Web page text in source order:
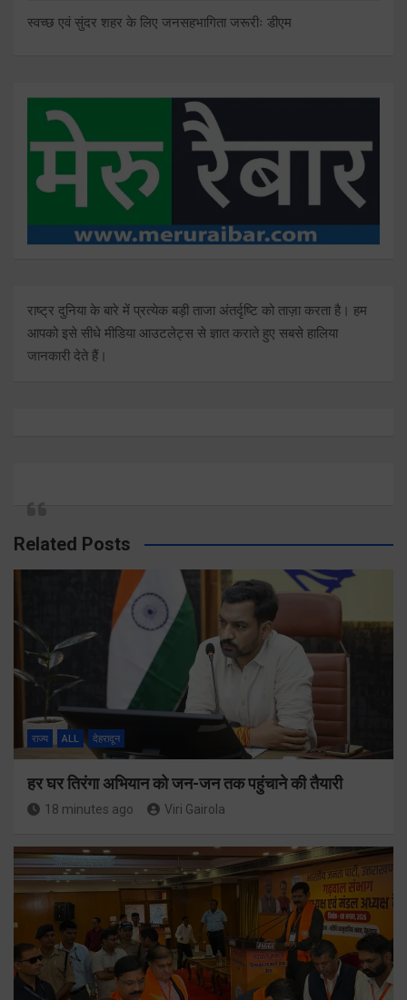
स्वच्छ एवं सुंदर शहर के लिए जनसहभागिता जरूरीः डीएम
राष्ट्र दुनिया के बारे में प्रत्येक बड़ी ताजा अंतर्दृष्टि को ताज़ा करता है। हम
आपको इसे सीधे मीडिया आउटलेट्स से ज्ञात कराते हुए सबसे हालिया
जानकारी देते हैं।
Related Posts
राज्य ALL देहरादून
हर घर तिरंगा अभियान को जन-जन तक पहुंचाने की तैयारी
18 minutes ago Viri Gairola